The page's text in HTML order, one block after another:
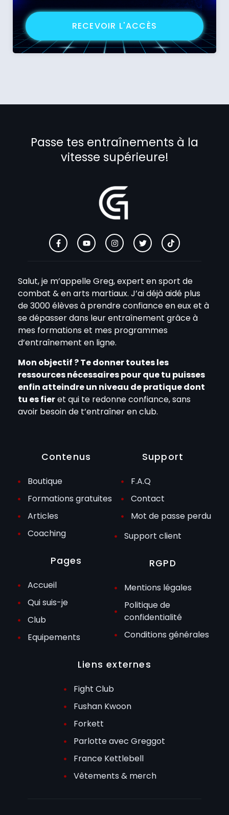
RECEVOIR L'ACCÈS
Passe tes entraînements à la
vitesse supérieure!
Salut, je m’appelle Greg, expert en sport de
combat & en arts martiaux. J’ai déjà aidé plus
de 3000 élèves à prendre confiance en eux et à
se dépasser dans leur entraînement grâce à
mes formations et mes programmes
d’entraînement en ligne.
Mon objectif ? Te donner toutes les
ressources nécessaires pour que tu puisses
enfin atteindre un niveau de pratique dont
tu es fieret qui te redonne confiance, sans
avoir besoin de t’entraîner en club.
Contenus
Boutique
Formations gratuites
Articles
Coaching
Pages
Accueil
Qui suis-je
Club
Equipements
Support
F.A.Q
Contact
Mot de passe perdu
Support client
RGPD
Mentions légales
Politique de
confidentialité
Conditions générales
Liens externes
Fight Club
Fushan Kwoon
Forkett
Parlotte avec Greggot
France Kettlebell
Vêtements & merch